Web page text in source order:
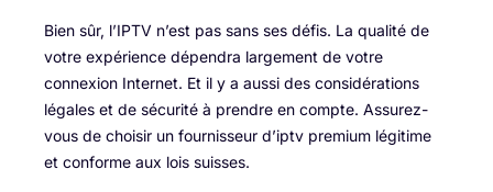
Bien sûr, l’IPTV n’est pas sans ses défis. La qualité de
votre expérience dépendra largement de votre
connexion Internet. Et il y a aussi des considérations
légales et de sécurité à prendre en compte. Assurez-
vous de choisir un fournisseur d’iptv premium légitime
et conforme aux lois suisses.